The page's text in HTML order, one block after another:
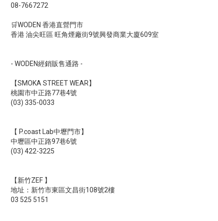
08-7667272
🛒WODEN 香港直營門市
香港 油尖旺區 旺角煙廠街9號興發商業大廈609室
- WODEN經銷販售通路 -
【SMOKA STREET WEAR】
桃園市中正路77巷4號
(03) 335-0033
【 P.coast Lab中壢門市】
中壢區中正路97巷6號
(03) 422-3225
【新竹ZEF 】
地址：新竹市東區文昌街108號2樓
03 525 5151